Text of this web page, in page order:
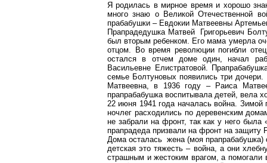
Я родилась в мирное время и хорошо
много знаю о Великой Отечественной
прабабушки – Евдокии Матвеевны
Прапрадедушка Матвей Григорьевич
был вторым ребенком. Его мама умерла
отцом. Во время революции погибли
остался в отчем доме один, начал
Васильевне Елистратовой.
семье Болтуновых появились три
Матвеевна, в 1936 году – Раиса
прапрабабушка воспитывала детей, вела
22 июня 1941 года началась война.
ночлег расходились по деревенским
не забрали на фронт, так как у него была
прапрадеда призвали на фронт на
Дома осталась жена (моя прапрабабушка)
детская это тяжесть – война, а они
страшным и жестоким врагом, а помогали